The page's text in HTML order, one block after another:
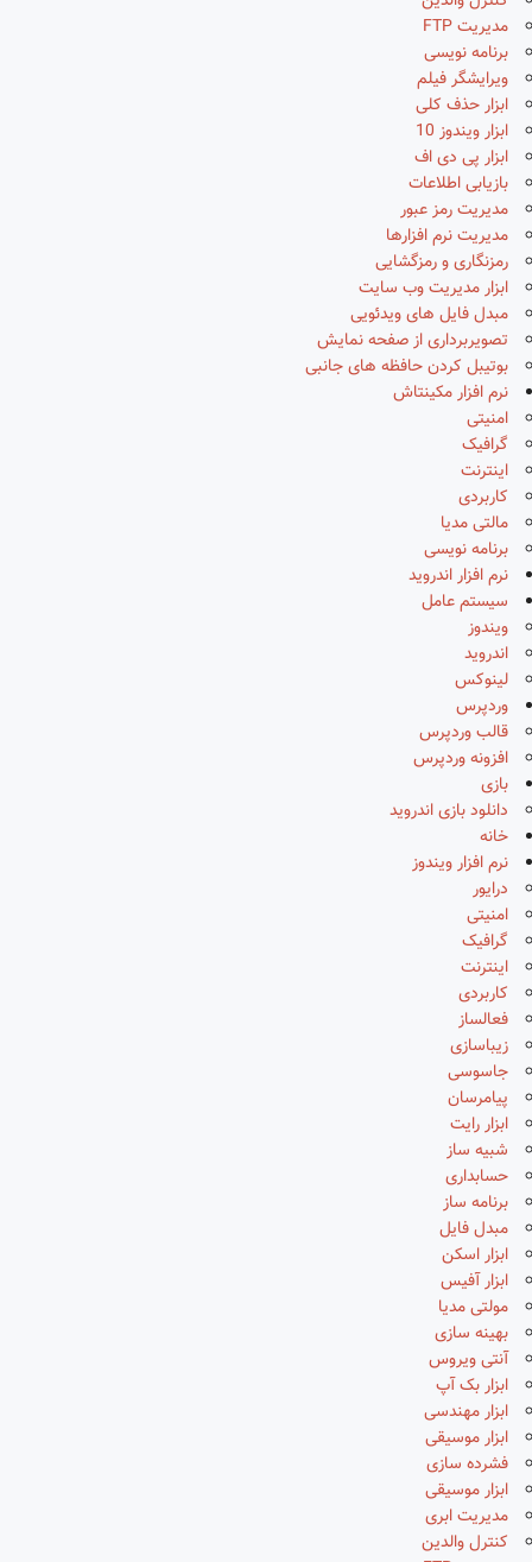
مدیریت FTP
برنامه نویسی
ویرایشگر فیلم
ابزار حذف کلی
ابزار ویندوز 10
ابزار پی دی اف
بازیابی اطلاعات
مدیریت رمز عبور
مدیریت نرم افزارها
رمزنگاری و رمزگشایی
ابزار مدیریت وب سایت
مبدل فایل های ویدئویی
تصویربرداری از صفحه نمایش
بوتیبل کردن حافظه های جانبی
نرم افزار مکینتاش
امنیتی
گرافیک
اینترنت
کاربردی
مالتی مدیا
برنامه نویسی
نرم افزار اندروید
سیستم عامل
ویندوز
اندروید
لینوکس
وردپرس
قالب وردپرس
افزونه وردپرس
بازی
دانلود بازی اندروید
خانه
نرم افزار ویندوز
درایور
امنیتی
گرافیک
اینترنت
کاربردی
فعالساز
زیباسازی
جاسوسی
پیامرسان
ابزار رایت
شبیه ساز
حسابداری
برنامه ساز
مبدل فایل
ابزار اسکن
ابزار آفیس
مولتی مدیا
بهینه سازی
آنتی ویروس
ابزار بک آپ
ابزار مهندسی
ابزار موسیقی
فشرده سازی
ابزار موسیقی
مدیریت ابری
کنترل والدین